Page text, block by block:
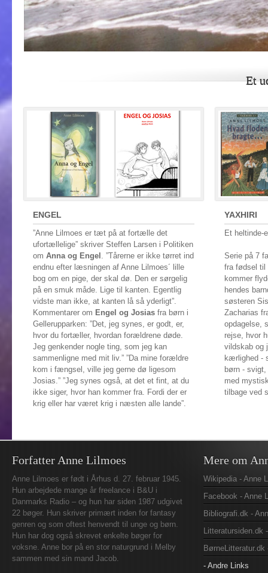
Et
ENGEL
”Anne Lilmoes er tæt på at fortælle det
ufortællelige” skriver Steffen Larsen i Politiken
om Anna og Engel . ”Tårerne er ikke tørret ind
endnu efter læsningen af Anne Lilmoes´ lille
bog om en pige, der skal dø. Den er sørgelig
på en smuk måde. Lige til kanten. Egentlig
vidste man ikke, at kanten lå så yderligt”.
Kommentarer om Engel og Josias fra børn i
Gellerupparken: ”Det, jeg synes, er godt, er,
hvor du fortæller, hvordan forældrene døde.
Jeg genkender nogle ting, som jeg kan
sammenligne med mit liv.” ”Da mine forældre
kom i fængsel, ville jeg gerne dø ligesom
Josias.” ”Jeg synes også, at det et fint, at du
ikke siger, hvor han kommer fra. Fordi der er
krig eller har været krig i næsten alle lande”.
YAXHIRI
Et heltinde-
Serie på 7
fra fødsel til
kommer
hendes
søsteren
Zacharias
opdagelse,
rejse, hvor
vildskab og
kærlighed -
børn -
med
tilbage ved
Forfatter Anne Lilmoes
Anne Lilmoes er født i Århus d. 27. februar 1945.
Hun arbejdede mange år freelance i B&U i
Danmarks Radio – og hun har siden 1987 udgivet
22 bøger. Hun skriver primært inden for fantasy
genren og som oftest henvendt til unge og børn.
Hun har dog også skrevet enkelte bøger for
voksne. Anne bor på en stor naturgrund i Melby
sammen med sin mand Jacob.
Mere om
Wikipedia - Anne
Facebook - Anne
Bibliografi.dk -
Litteratursiden.dk
- Andre Links